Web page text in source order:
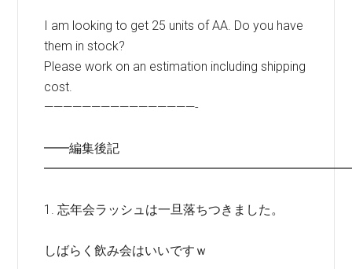
I am looking to get 25 units of AA. Do you have
them in stock?
Please work on an estimation including shipping
cost.
————————————————-
━━編集後記
1. 忘年会ラッシュは一旦落ちつきました。
しばらく飲み会はいいですｗ